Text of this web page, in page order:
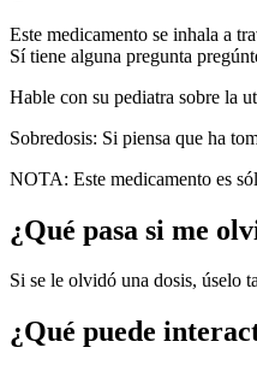
Este medicamento se inhala a
Sí tiene alguna pregunta
Hable con su pediatra sobre la
Sobredosis: Si piensa que ha
NOTA: Este medicamento es
¿Qué pasa si me
Si se le olvidó una dosis, úselo
¿Qué puede